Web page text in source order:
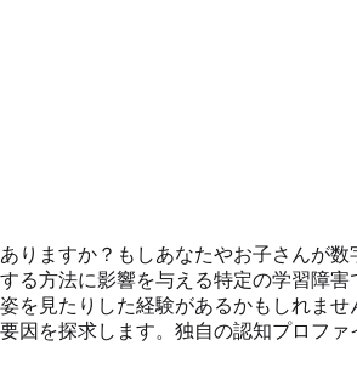
ますか？もしあなたやお子さんが
る方法に影響を与える特定の学習障害
見たりした経験があるかもしれま
を探求します。独自の認知プロフ